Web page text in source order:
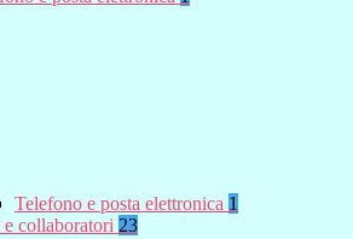
Telefono e posta elettronica 1
collaboratori 23